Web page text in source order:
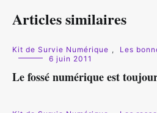
Articles similaires
Kit de Survie Numérique ,
Les
6 juin 2011
Le fossé numérique est